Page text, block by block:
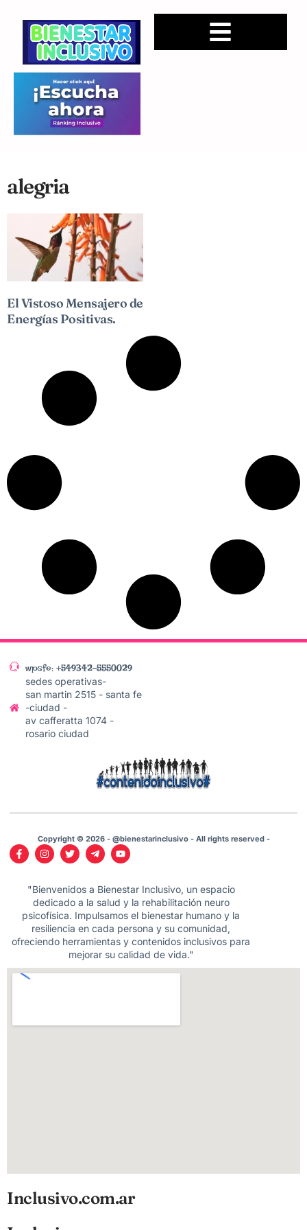
alegria
El Vistoso Mensajero de
Energías Positivas.
wpsfe: +549342-5550029
sedes operativas-
san martin 2515 - santa fe
-ciudad -
av cafferatta 1074 -
rosario ciudad
Copyright © 2026 - @bienestarinclusivo - All rights reserved -
"Bienvenidos a Bienestar Inclusivo, un espacio
dedicado a la salud y la rehabilitación neuro
psicofísica. Impulsamos el bienestar humano y la
resiliencia en cada persona y su comunidad,
ofreciendo herramientas y contenidos inclusivos para
mejorar su calidad de vida."
Inclusivo.com.ar